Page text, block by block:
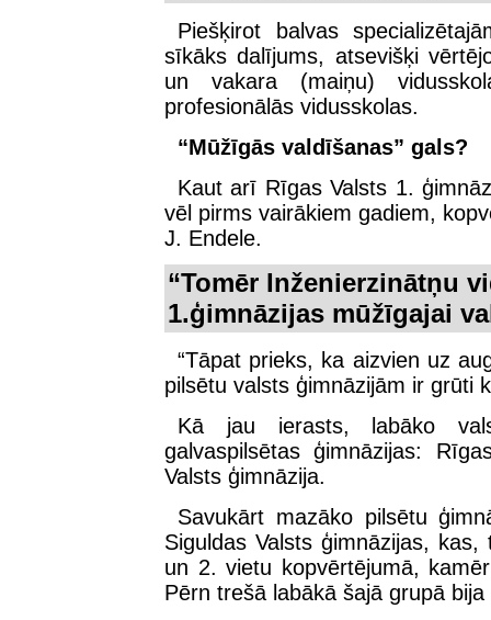
Piešķirot balvas
sīkāks dalījums, atsevišķi
un vakara (maiņu)
profesionālās vidusskolas.
“Mūžīgās valdīšanas” gals?
Kaut arī Rīgas Valsts 1.
vēl pirms vairākiem gadiem,
J. Endele.
“Tomēr Inženierzinātņu
1.ģimnāzijas mūžīgajai
“Tāpat prieks, ka aizvien uz
pilsētu valsts ģimnāzijām ir grūti
Kā jau ierasts, labāko
galvaspilsētas ģimnāzijas:
Valsts ģimnāzija.
Savukārt mazāko pilsētu
Siguldas Valsts ģimnāzijas,
un 2. vietu kopvērtējumā,
Pērn trešā labākā šajā grupā